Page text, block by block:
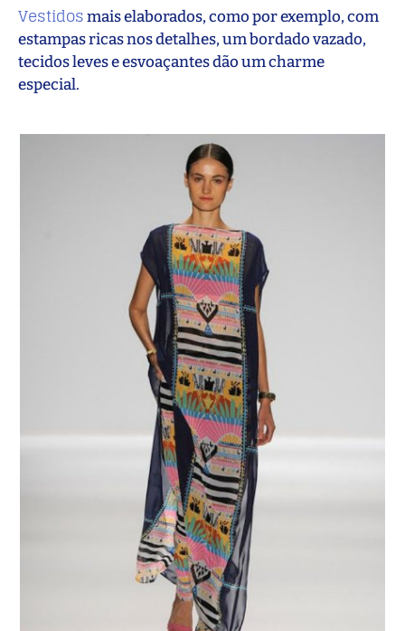
Vestidosmais elaborados, como por exemplo, com
estampas ricas nos detalhes, um bordado vazado,
tecidos leves e esvoaçantes dão um charme
especial.